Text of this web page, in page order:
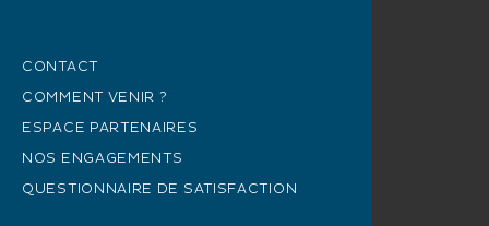
CONTACT
COMMENT VENIR ?
ESPACE PARTENAIRES
NOS ENGAGEMENTS
QUESTIONNAIRE DE SATISFACTION